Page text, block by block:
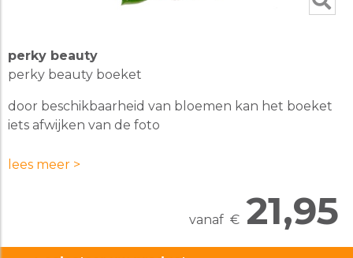
perky beauty
perky beauty boeket
door beschikbaarheid van bloemen kan het boeket
iets afwijken van de foto
getoonde formaat op de foto is medium
lees meer >
vanaf € 21,95